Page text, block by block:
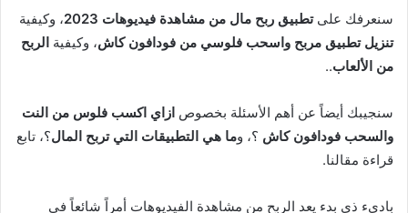
سنعرفك علىتطبيق ربح مال من مشاهدة فيديوهات 2023
، وكيفية
تنزيل تطبيق مربح واسحب فلوسي من فودافون كاش، وكيفية الربح
من الألعاب..
سنجيبك أيضاً عن أهم الأسئلة بخصوص ازاي اكسب فلوس من النت
والسحب فودافون كاش ؟، وما هي التطبيقات التي تربح المال؟، تابع
قراءة مقالنا.
بادىء ذي بدء يعد الربح من مشاهدة الفيديوهات أمراً شائعاً في